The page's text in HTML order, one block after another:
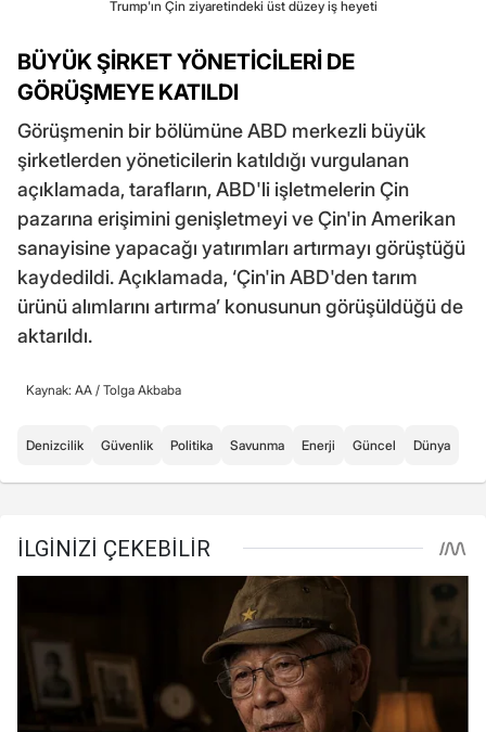
Trump'ın Çin ziyaretindeki üst düzey iş heyeti
BÜYÜK ŞİRKET YÖNETİCİLERİ DE
GÖRÜŞMEYE KATILDI
Görüşmenin bir bölümüne ABD merkezli büyük
şirketlerden yöneticilerin katıldığı vurgulanan
açıklamada, tarafların, ABD'li işletmelerin Çin
pazarına erişimini genişletmeyi ve Çin'in Amerikan
sanayisine yapacağı yatırımları artırmayı görüştüğü
kaydedildi. Açıklamada, ‘Çin'in ABD'den tarım
ürünü alımlarını artırma’ konusunun görüşüldüğü de
aktarıldı.
Kaynak: AA / Tolga Akbaba
Denizcilik Güvenlik Politika Savunma Enerji Güncel Dünya